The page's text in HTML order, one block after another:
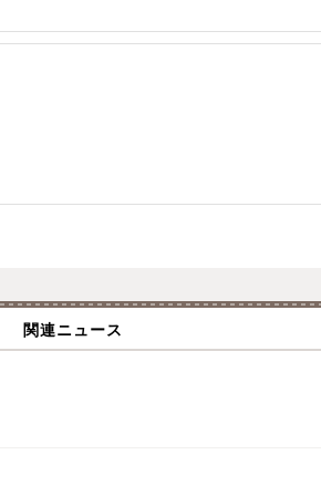
関連ニュース